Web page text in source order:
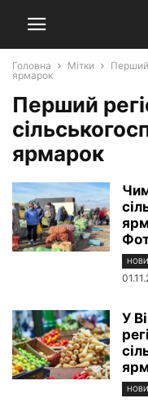
Головна Мітки
Перший
ярмарок
Перший
ярмарок
У